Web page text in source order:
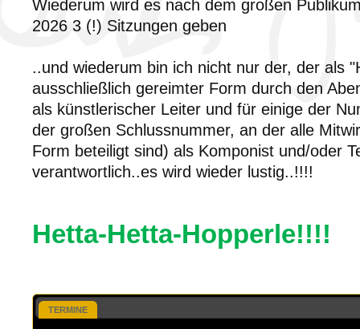
Wiederum wird es nach dem großen
2026 3 (!) Sitzungen geben
..und wiederum bin ich nicht nur der, der als
ausschließlich gereimter Form durch den
als künstlerischer Leiter und für einige der
der großen Schlussnummer, an der alle
Form beteiligt sind) als Komponist und/oder
verantwortlich..es wird wieder lustig..!!!!
Hetta-Hetta-Hopperle!!!!
TERMINE